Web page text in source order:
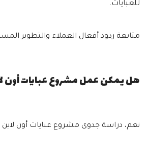
للعبايات.
متابعة ردود أفعال العملاء والتطوير
هل يمكن عمل مشروع عبايات أون
نعم، دراسة جدوى مشروع عبايات أون